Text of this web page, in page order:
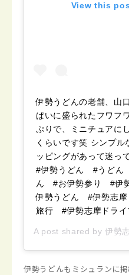
View this
伊勢うどんの老舗、山
ぱいに盛られたフワフ
ぷりで、ミニチュアに
くらいです笑 シンプル
ッピングがあって迷っ
#伊勢うどん #うどん
ん #お伊勢参り #伊
伊勢うどん #伊勢志
旅行 #伊勢志摩ドラ
A post shared by伊勢
伊勢うどんもミシュランに